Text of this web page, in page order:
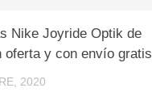
Nike Joyride Optik de
oferta y con envío gratis
2020